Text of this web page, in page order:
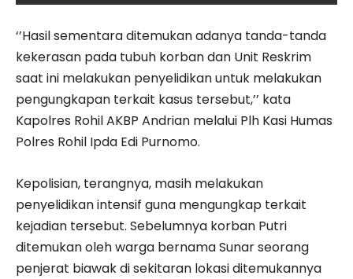
‘’Hasil sementara ditemukan adanya tanda-tanda
kekerasan pada tubuh korban dan Unit Reskrim
saat ini melakukan penyelidikan untuk melakukan
pengungkapan terkait kasus tersebut,’’ kata
Kapolres Rohil AKBP Andrian melalui Plh Kasi Humas
Polres Rohil Ipda Edi Purnomo.
Kepolisian, terangnya, masih melakukan
penyelidikan intensif guna mengungkap terkait
kejadian tersebut. Sebelumnya korban Putri
ditemukan oleh warga bernama Sunar seorang
penjerat biawak di sekitaran lokasi ditemukannya